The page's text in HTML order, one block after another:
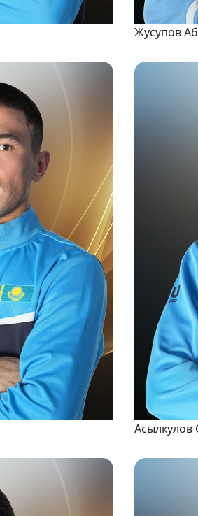
Жусупов
Асылкулов